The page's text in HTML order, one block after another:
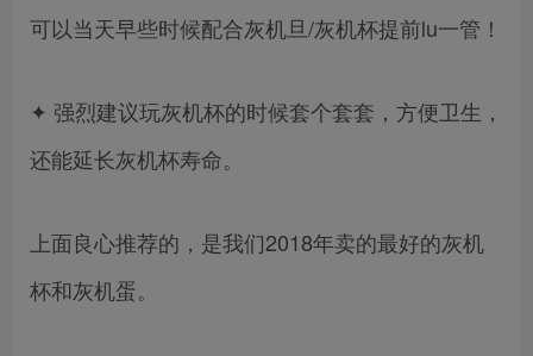
可以当天早些时候配合灰机旦/灰机杯提前lu一管！
✦ 强烈建议玩灰机杯的时候套个套套，方便卫生，
还能延长灰机杯寿命。
上面良心推荐的，是我们2018年卖的最好的灰机
杯和灰机蛋。